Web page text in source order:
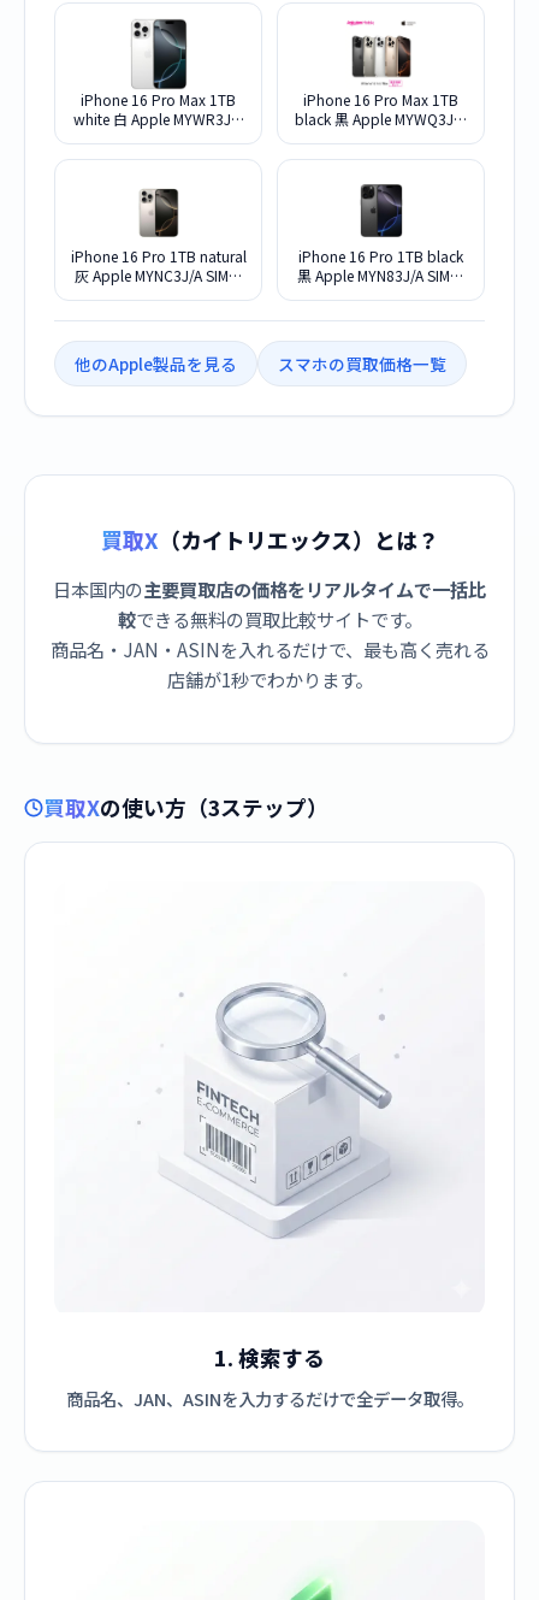
iPhone 16 Pro Max 1TB
white 白 Apple MYWR3J/A
iPhone 16 Pro Max 1TB
black 黒 Apple MYWQ3J/A
iPhone 16 Pro 1TB natural
灰 Apple MYNC3J/A SIMフ
iPhone 16 Pro 1TB black
黒 Apple MYN83J/A SIMフ
他のApple製品を見る スマホの買取価格一覧
買取X （カイトリエックス）とは？
日本国内の主要買取店の価格をリアルタイムで一括比
較できる無料の買取比較サイトです。
商品名・JAN・ASINを入れるだけで、最も高く売れる
店舗が1秒でわかります。
買取Xの使い方（3ステップ）
1. 検索する
商品名、JAN、ASINを入力するだけで全データ取得。